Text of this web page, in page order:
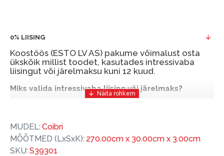
0% LIISING
Koostöös (ESTO LV AS) pakume võimalust osta
ükskõik millist toodet, kasutades intressivaba
liisingut või järelmaksu kuni 12 kuud.
Miks valida intressivaba liising või järelmaks?
teil vajalikud tooted kohe osta, kuid nende eest
hiljem tasuda.
MUDEL: Coibri
MÕÕTMED (LxSxK): 270.00cm x 30.00cm x 3.00cm
SKU: S39301